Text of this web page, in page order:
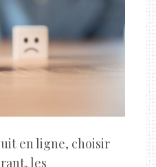
en ligne, choisir
les